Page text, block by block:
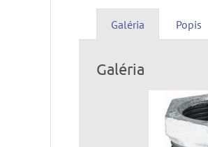
Galéria Popis
Galéria